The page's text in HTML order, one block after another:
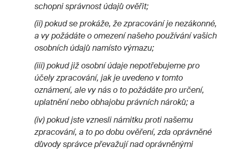
schopni správnost údajů ověřit;
(ii) pokud se prokáže, že zpracování je nezákonné,
a vy požádáte o omezení našeho používání vašich
osobních údajů namísto výmazu;
(iii) pokud již osobní údaje nepotřebujeme pro
účely zpracování, jak je uvedeno v tomto
oznámení, ale vy nás o to požádáte pro určení,
uplatnění nebo obhajobu právních nároků; a
(iv) pokud jste vznesli námitku proti našemu
zpracování, a to po dobu ověření, zda oprávněné
důvody správce převažují nad oprávněnými